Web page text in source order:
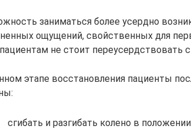
заниматься более усердно
ощущений, свойственных для
не стоит переусердствовать с
этапе восстановления пациенты
сгибать и разгибать колено в